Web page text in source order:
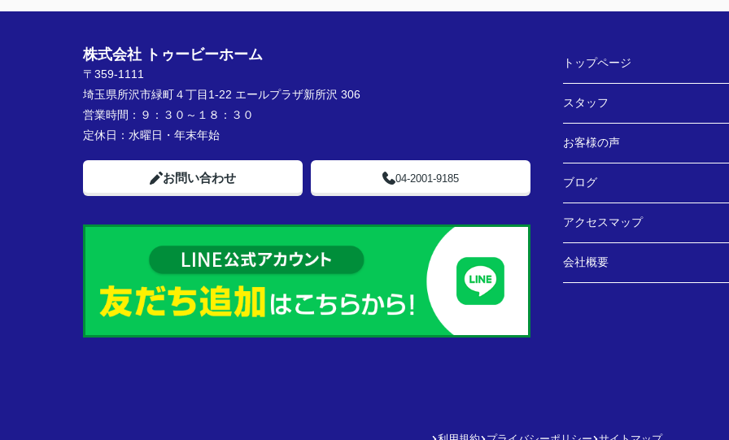
株式会社 トゥービーホーム
〒359-1111
埼玉県所沢市緑町４丁目1-22 エールプラザ新所沢 306
営業時間： ９：３０～１８：３０
定休日： 水曜日・年末年始
お問い合わせ 04-2001-9185
トップページ
スタッフ
お客様の声
ブログ
アクセスマップ
会社概要